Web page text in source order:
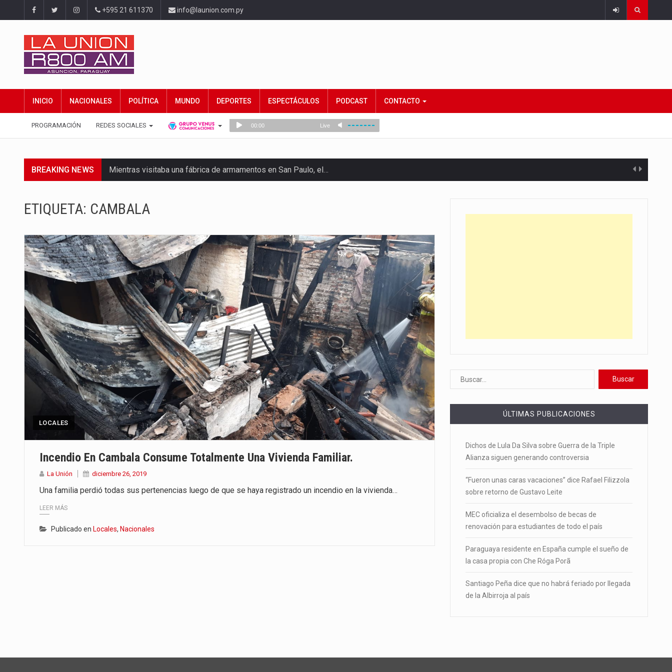
+595 21 611370 info@launion.com.py
INICIO NACIONALES POLÍTICA MUNDO DEPORTES ESPECTÁCULOS PODCAST CONTACTO
PROGRAMACIÓN REDES SOCIALES
BREAKING NEWS Mientras visitaba una fábrica de armamentos en San Paulo, el…
El Ministerio de Educación y Ciencias (MEC) ha confirmado la…
Para Tania, una paraguaya de 33 años que reside en…
El presidente de la República se encontraba en el aeropuerto…
Una familia atravesó momentos de extrema tensión durante la madrugada…
Fretes se refirió concretamente al recorrido que realizó este jueves…
“La situación no está tan mala en el Ministerio de…
El amanecer de este miércoles se caracteriza por un ambiente…
Hace casi dos meses que Rivas dejó el Senado y,…
ETIQUETA: CAMBALA
LOCALES
Incendio En Cambala Consume Totalmente Una Vivienda Familiar.
La Unión diciembre 26, 2019
Una familia perdió todas sus pertenencias luego de que se haya registrado un incendio en la vivienda…
LEER MÁS
Publicado en Locales, Nacionales
ÚLTIMAS PUBLICACIONES
Dichos de Lula Da Silva sobre Guerra de la Triple
Alianza siguen generando controversia
“Fueron unas caras vacaciones” dice Rafael Filizzola
sobre retorno de Gustavo Leite
MEC oficializa el desembolso de becas de
renovación para estudiantes de todo el país
Paraguaya residente en España cumple el sueño de
la casa propia con Che Róga Porã
Santiago Peña dice que no habrá feriado por llegada
de la Albirroja al país